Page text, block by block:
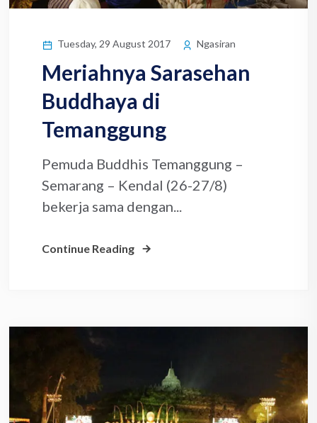
Tuesday, 29 August 2017 Ngasiran
Meriahnya Sarasehan
Buddhaya di
Temanggung
Pemuda Buddhis Temanggung –
Semarang – Kendal (26-27/8)
bekerja sama dengan...
Continue Reading